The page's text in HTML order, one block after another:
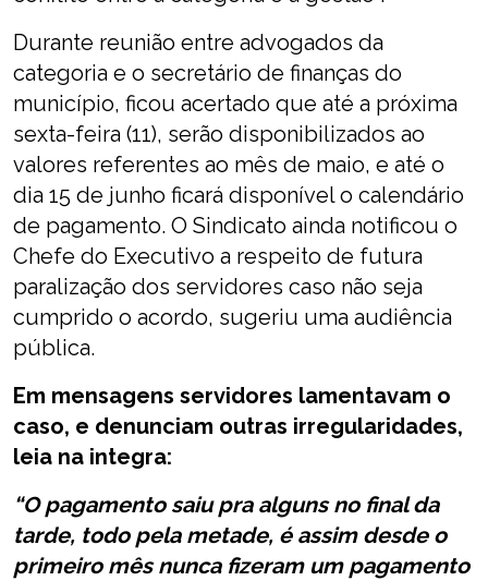
Durante reunião entre advogados da
categoria e o secretário de finanças do
município, ficou acertado que até a próxima
sexta-feira (11), serão disponibilizados ao
valores referentes ao mês de maio, e até o
dia 15 de junho ficará disponível o calendário
de pagamento. O Sindicato ainda notificou o
Chefe do Executivo a respeito de futura
paralização dos servidores caso não seja
cumprido o acordo, sugeriu uma audiência
pública.
Em mensagens servidores lamentavam o
caso, e denunciam outras irregularidades,
leia na integra:
“O pagamento saiu pra alguns no final da
tarde, todo pela metade, é assim desde o
primeiro mês nunca fizeram um pagamento